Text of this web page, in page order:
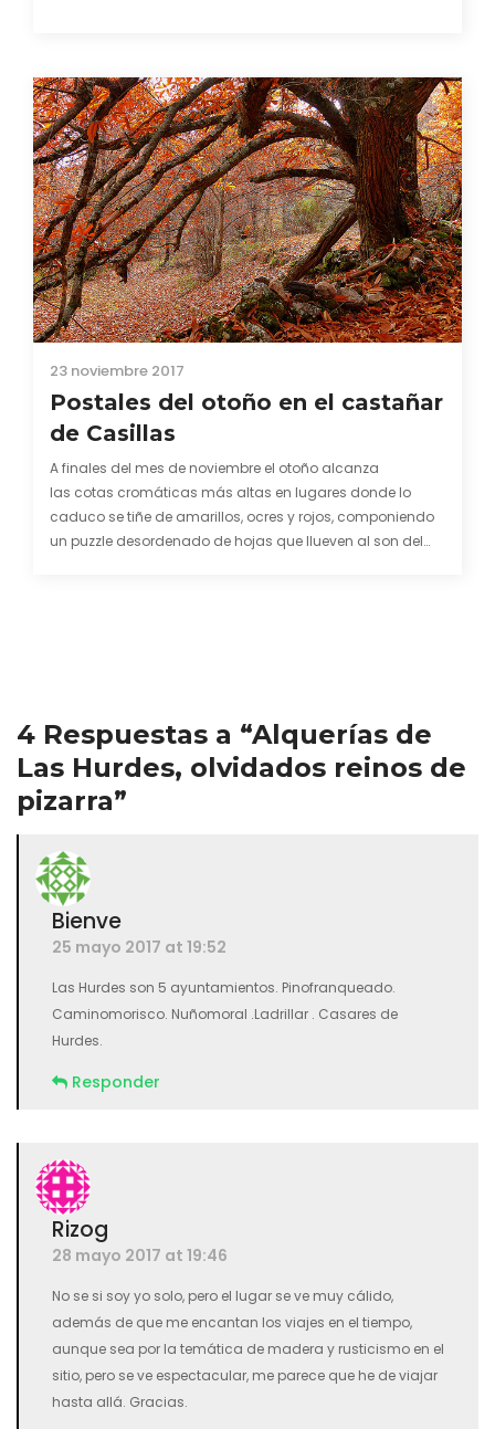
23 noviembre 2017
Postales del otoño en el castañar
de Casillas
A finales del mes de noviembre el otoño alcanza
las cotas cromáticas más altas en lugares donde lo
caduco se tiñe de amarillos, ocres y rojos, componiendo
un puzzle desordenado de hojas que llueven al son del
4 Respuestas a “Alquerías de
Las Hurdes, olvidados reinos de
pizarra”
Bienve
25 mayo 2017 at 19:52
Las Hurdes son 5 ayuntamientos. Pinofranqueado.
Caminomorisco. Nuñomoral .Ladrillar . Casares de
Hurdes.
Responder
Rizog
28 mayo 2017 at 19:46
No se si soy yo solo, pero el lugar se ve muy cálido,
además de que me encantan los viajes en el tiempo,
aunque sea por la temática de madera y rusticismo en el
sitio, pero se ve espectacular, me parece que he de viajar
hasta allá. Gracias.